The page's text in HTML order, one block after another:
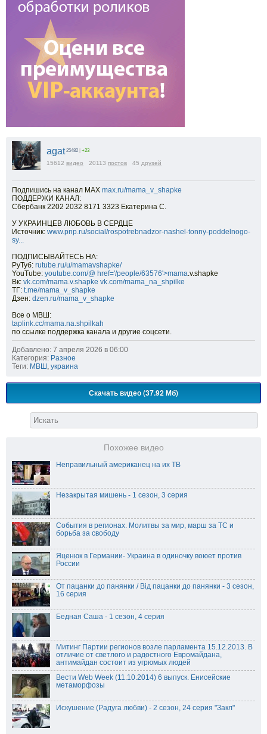
agat 25482 +23
15612 видео 20113 постов 45 друзей
Подпишись на канал МАХ max.ru/mama_v_shapke
ПОДДЕРЖИ КАНАЛ:
Сбербанк 2202 2032 8171 3323 Екатерина С.
У УКРАИНЦЕВ ЛЮБОВЬ В СЕРДЦЕ
Источник: www.pnp.ru/social/rospotrebnadzor-nashel-tonny-poddelnogo-
sy...
ПОДПИСЫВАЙТЕСЬ НА:
РуТуб: rutube.ru/u/mamavshapke/
YouTube: youtube.com/@ href='/people/63576'>mama.v.shapke
Вк: vk.com/mama.v.shapke vk.com/mama_na_shpilke
ТГ: t.me/mama_v_shapke
Дзен: dzen.ru/mama_v_shapke
Все о МВШ:
taplink.cc/mama.na.shpilkah
по ссылке поддержка канала и другие соцсети.
Добавлено: 7 апреля 2026 в 06:00
Категория: Разное
Теги: МВШ , украина
Скачать видео (37.92 Мб)
Похожее видео
Неправильный американец на их ТВ
Незакрытая мишень - 1 сезон, 3 серия
События в регионах. Молитвы за мир, марш за ТС и
борьба за свободу
Яценюк в Германии- Украина в одиночку воюет против
России
От пацанки до панянки / Від пацанки до панянки - 3 сезон,
16 серия
Бедная Саша - 1 сезон, 4 серия
Митинг Партии регионов возле парламента 15.12.2013. В
отличие от светлого и радостного Евромайдана,
антимайдан состоит из угрюмых людей
Вести Web Week (11.10.2014) 6 выпуск. Енисейские
метаморфозы
Искушение (Радуга любви) - 2 сезон, 24 серия "Закл"